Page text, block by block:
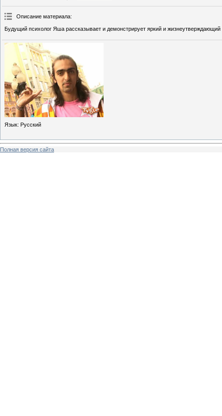
Описание материала:
Будущий психолог Яша рассказывает и демонстрирует яркий и жизнеутверждающий
Язык: Русский
Полная версия сайта